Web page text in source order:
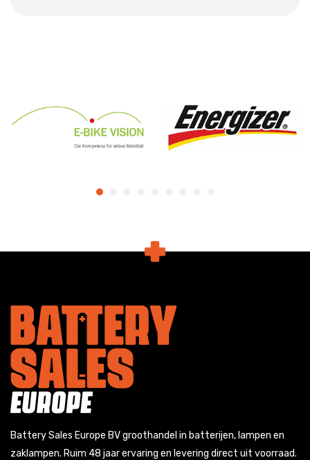
Battery Sales Europe BV groothandel in batterijen, lampen en
zaklampen. Ruim 48 jaar ervaring en levering direct uit voorraad.